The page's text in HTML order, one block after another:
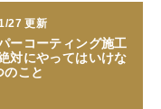
27 更新
ーコーティング施工
対にやってはいけな
のこと